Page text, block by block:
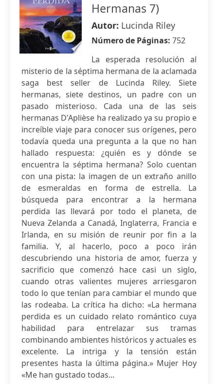
Hermanas 7)
Autor: Lucinda Riley
Número de Páginas: 752
La esperada resolución al
misterio de la séptima hermana de la aclamada
saga best seller de Lucinda Riley. Siete
hermanas, siete destinos, un padre con un
pasado misterioso. Cada una de las seis
hermanas D'Aplièse ha realizado ya su propio e
increíble viaje para conocer sus orígenes, pero
todavía queda una pregunta a la que no han
hallado respuesta: ¿quién es y dónde se
encuentra la séptima hermana? Solo cuentan
con una pista: la imagen de un extraño anillo
de esmeraldas en forma de estrella. La
búsqueda para encontrar a la hermana
perdida las llevará por todo el planeta, de
Nueva Zelanda a Canadá, Inglaterra, Francia e
Irlanda, en su misión de reunir por fin a la
familia. Y, al hacerlo, poco a poco irán
descubriendo una historia de amor, fuerza y
sacrificio que comenzó hace casi un siglo,
cuando otras valientes mujeres arriesgaron
todo lo que tenían para cambiar el mundo que
las rodeaba. La crítica ha dicho: «La hermana
perdida es un cuidado relato romántico cuya
habilidad para entrelazar sus tramas
combinando ambientes históricos y actuales es
excelente. La intriga y la tensión están
presentes hasta la última página.» Mujer Hoy
«Me han gustado todas...